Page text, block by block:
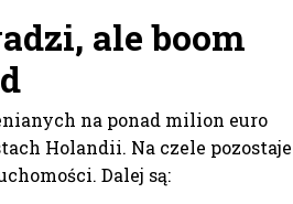
ale boom
na ponad milion euro
Holandii. Na czele pozostaje
Dalej są: